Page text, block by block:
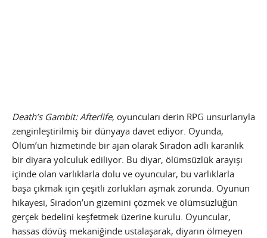
Death’s Gambit: Afterlife, oyuncuları derin RPG unsurlarıyla
zenginleştirilmiş bir dünyaya davet ediyor. Oyunda,
Ölüm’ün hizmetinde bir ajan olarak Siradon adlı karanlık
bir diyara yolculuk ediliyor. Bu diyar, ölümsüzlük arayışı
içinde olan varlıklarla dolu ve oyuncular, bu varlıklarla
başa çıkmak için çeşitli zorlukları aşmak zorunda. Oyunun
hikayesi, Siradon’un gizemini çözmek ve ölümsüzlüğün
gerçek bedelini keşfetmek üzerine kurulu. Oyuncular,
hassas dövüş mekaniğinde ustalaşarak, diyarın ölmeyen